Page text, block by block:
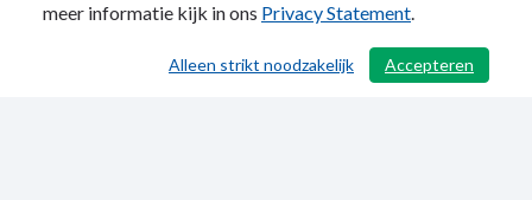
/ 496
meer informatie kijk in ons Privacy Statement.
Accepteren
Alleen strikt noodzakelijk